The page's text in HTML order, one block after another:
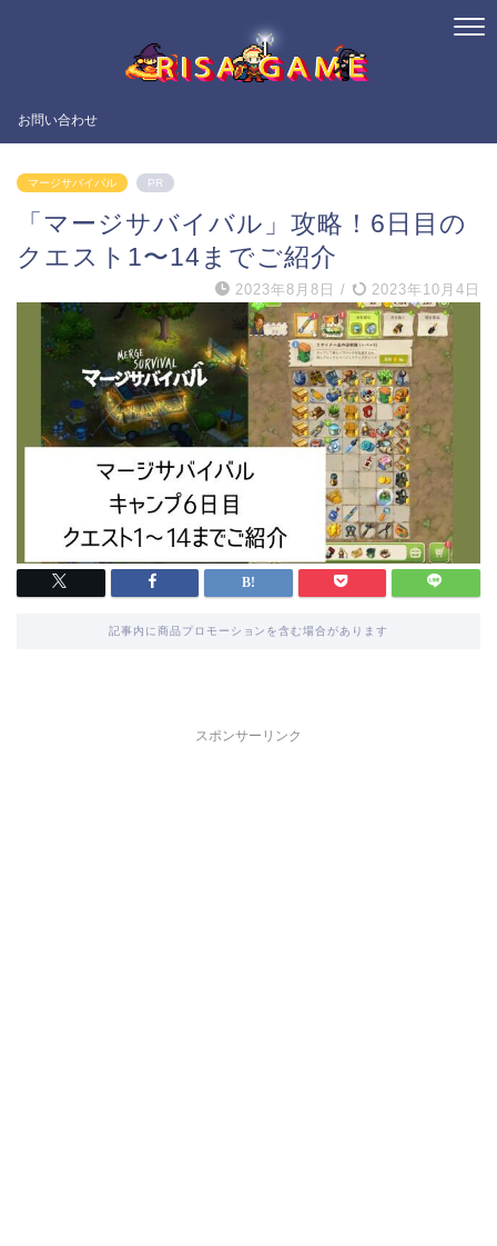
お問い合わせ
マージサバイバル PR
「マージサバイバル」攻略！6日目の
クエスト1〜14までご紹介
2023年8月8日 / 2023年10月4日
記事内に商品プロモーションを含む場合があります
スポンサーリンク